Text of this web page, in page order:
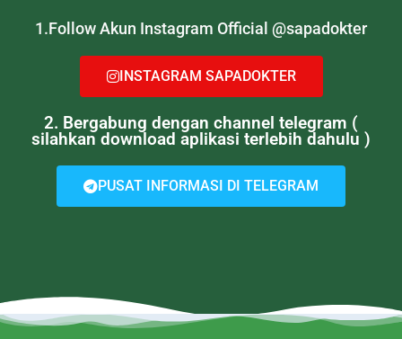
1.Follow Akun Instagram Official @sapadokter
INSTAGRAM SAPADOKTER
2. Bergabung dengan channel telegram (
silahkan download aplikasi terlebih dahulu )
PUSAT INFORMASI DI TELEGRAM